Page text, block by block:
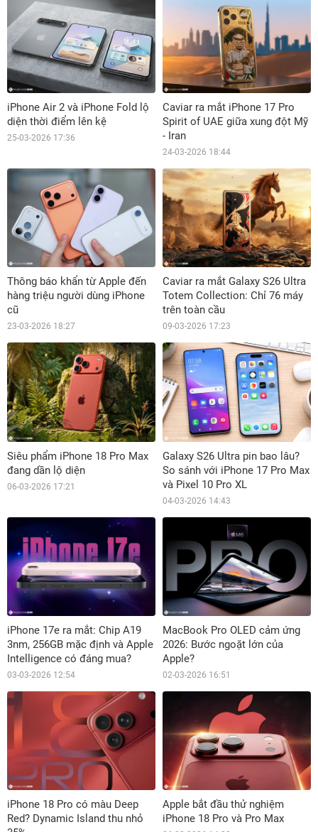
iPhone Air 2 và iPhone Fold lộ
diện thời điểm lên kệ
25-03-2026 17:36
Caviar ra mắt iPhone 17 Pro
Spirit of UAE giữa xung đột Mỹ
- Iran
24-03-2026 18:44
Thông báo khẩn từ Apple đến
hàng triệu người dùng iPhone
cũ
23-03-2026 18:27
Caviar ra mắt Galaxy S26 Ultra
Totem Collection: Chỉ 76 máy
trên toàn cầu
09-03-2026 17:23
Siêu phẩm iPhone 18 Pro Max
đang dần lộ diện
06-03-2026 17:21
Galaxy S26 Ultra pin bao lâu?
So sánh với iPhone 17 Pro Max
và Pixel 10 Pro XL
04-03-2026 14:43
iPhone 17e ra mắt: Chip A19
3nm, 256GB mặc định và Apple
Intelligence có đáng mua?
03-03-2026 12:54
MacBook Pro OLED cảm ứng
2026: Bước ngoặt lớn của
Apple?
02-03-2026 16:51
iPhone 18 Pro có màu Deep
Red? Dynamic Island thu nhỏ
Apple bắt đầu thử nghiệm
iPhone 18 Pro và Pro Max